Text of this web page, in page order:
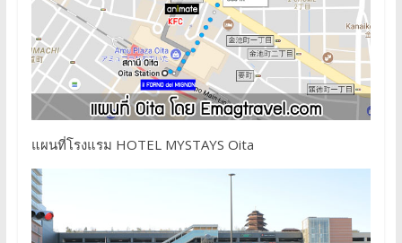
แผนที่โรงแรม HOTEL MYSTAYS Oita